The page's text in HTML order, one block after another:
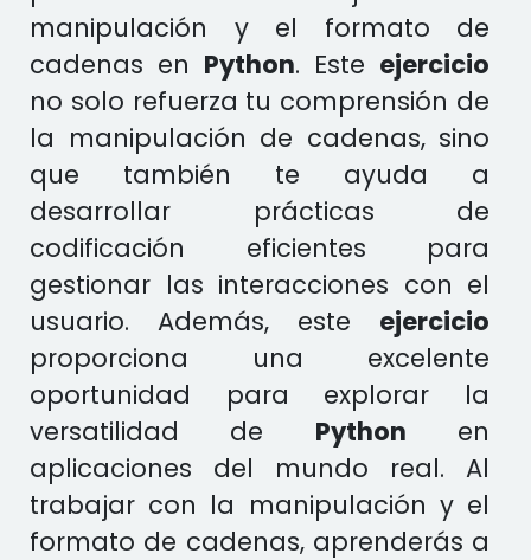
manipulación y el formato de
cadenas en Python. Este ejercicio
no solo refuerza tu comprensión de
la manipulación de cadenas, sino
que también te ayuda a
desarrollar prácticas de
codificación eficientes para
gestionar las interacciones con el
usuario. Además, este ejercicio
proporciona una excelente
oportunidad para explorar la
versatilidad de Python en
aplicaciones del mundo real. Al
trabajar con la manipulación y el
formato de cadenas, aprenderás a